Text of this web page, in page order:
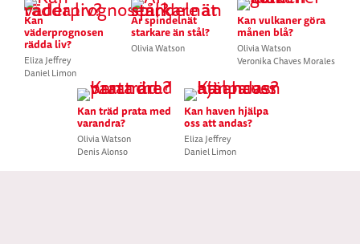
Kan
väderprognosen
rädda liv?
Eliza Jeffrey
Daniel Limon
Är spindelnät
starkare än stål?
Olivia Watson
Kan vulkaner göra
månen blå?
Olivia Watson
Veronika Chaves Morales
Kan träd prata med
varandra?
Olivia Watson
Denis Alonso
Kan haven hjälpa
oss att andas?
Eliza Jeffrey
Daniel Limon